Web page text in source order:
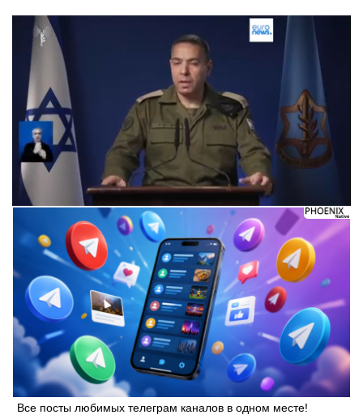
Следующее видео через 5 Отмена
Все посты любимых телеграм каналов в одном месте!